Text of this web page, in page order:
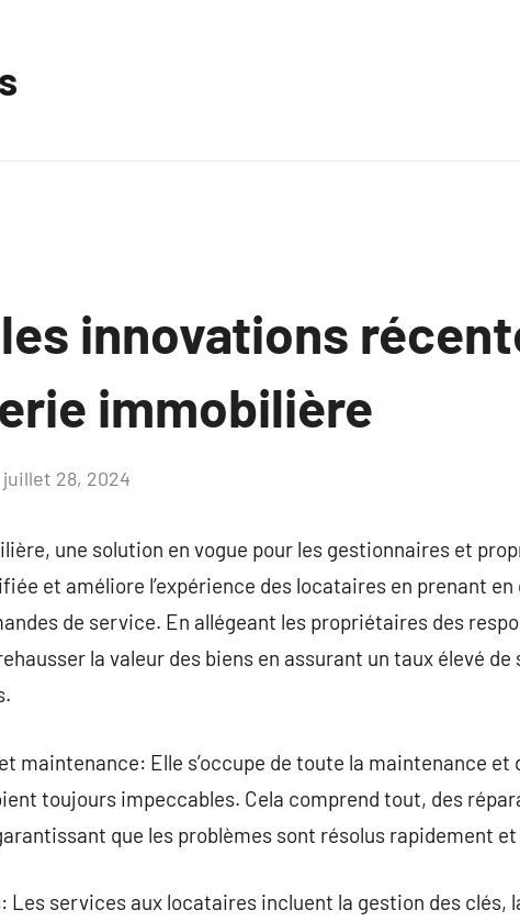
innovations
immobilière
juillet 28, 2024
une solution en vogue pour les gestionnaires et
et améliore l’expérience des locataires en prenant
de service. En allégeant les propriétaires des
la valeur des biens en assurant un taux élevé
maintenance: Elle s’occupe de toute la maintenance
toujours impeccables. Cela comprend tout, des
que les problèmes sont résolus rapidement
Les services aux locataires incluent la gestion des clés,